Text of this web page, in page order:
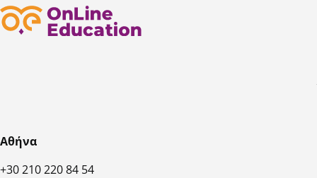
Αθήνα
+30 210 220 84 54